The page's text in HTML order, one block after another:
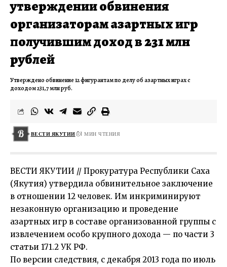
утверждении обвинения
организаторам азартных игр
получившим доход в 231 млн
рублей
Утверждено обвинение 12 фигурантам по делу об азартных играх с
доходом 231,7 млн руб.
ВЕСТИ ЯКУТИИ 1 МИН ЧТЕНИЯ
ВЕСТИ ЯКУТИИ // Прокуратура Республики Саха
(Якутия) утвердила обвинительное заключение
в отношении 12 человек. Им инкриминируют
незаконную организацию и проведение
азартных игр в составе организованной группы с
извлечением особо крупного дохода — по части 3
статьи 171.2 УК РФ.
По версии следствия, с декабря 2013 года по июль